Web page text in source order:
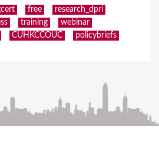
free
research_dpri
training
webinar
CUHKCCOUC policybriefs